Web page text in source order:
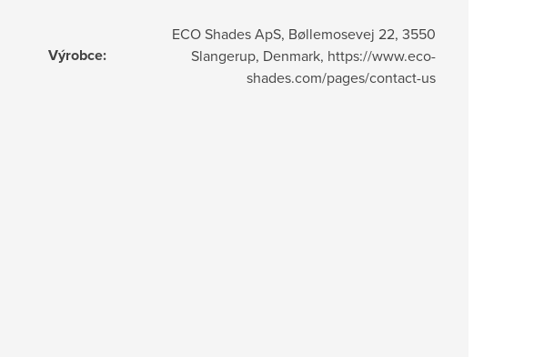
Výrobce:
ECO Shades ApS, Bøllemosevej 22, 3550
Slangerup, Denmark, https://www.eco-
shades.com/pages/contact-us